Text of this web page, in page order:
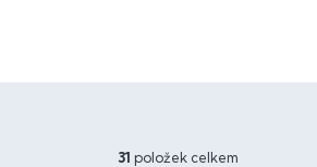
31 položek celkem